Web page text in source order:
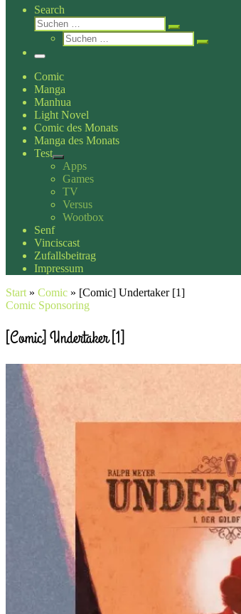
Search
Suche
Suchen …
Suche
Suchen …
Menü
Comic
Manga
Manhua
Light Novel
Comic des Monats
Manga des Monats
Test
Apps
Games
TV
Versus
Wootbox
Senf
Vinciscast
Zufallsbeitrag
Impressum
Start » Comic » [Comic] Undertaker [1]
Comic Sponsoring
[Comic] Undertaker [1]